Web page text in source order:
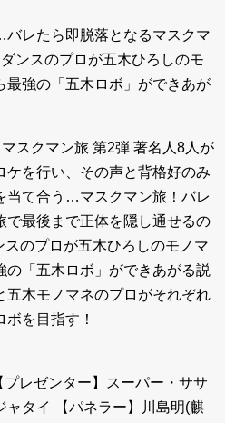
レたら即脱落となるマスクマ
ンスのプロが五木ひろしのモ
最強の「五木ロボ」ができあが
スクマン旅 第2弾 著名人8人が
ケを行い、その声と背格好のみ
当て合う…マスクマン旅！バレ
で最後まで正体を隠し通せるの
のプロが五木ひろしのモノマ
の「五木ロボ」ができあがる説
五木モノマネのプロがそれぞれ
を目指す！
プレゼンター】スーパー・ササ
ャタイ 【パネラー】川島明(麒